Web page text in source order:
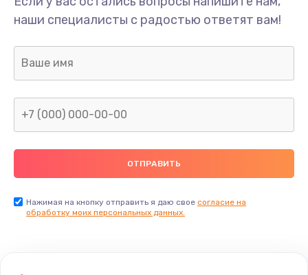
Ремонт предварительных цепей усиления (для
активных сабвуферов)
Ремонт после залития
Заказать
1400 руб.
наши специалисты с радостью ответят вам!
Нажимая на кнопку отправить я даю свое согласие на
обработку моих персональных данных.